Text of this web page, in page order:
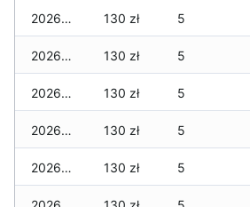
2026-06-23 130 zł 5
2026-06-22 130 zł 5
2026-06-21 130 zł 5
2026-06-20 130 zł 5
2026-06-19 130 zł 5